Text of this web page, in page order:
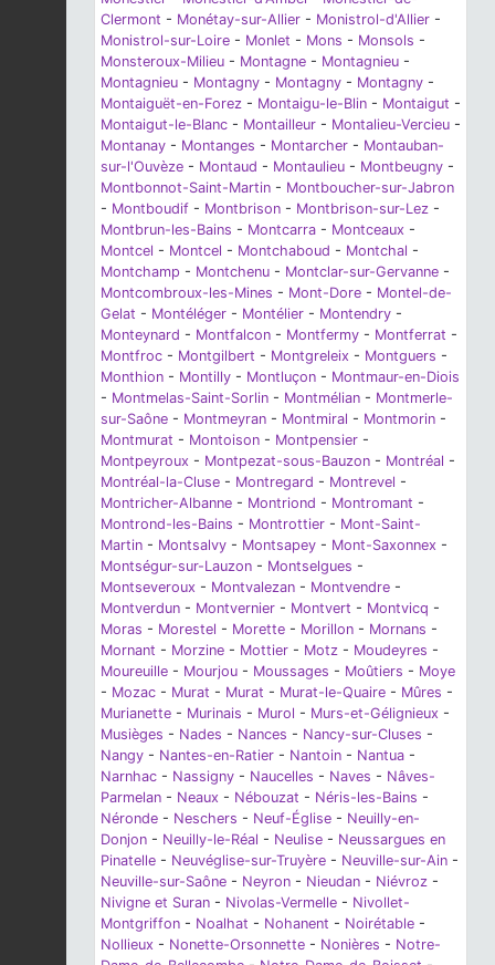
Clermont - Monétay-sur-Allier - Monistrol-d'Allier -
Monistrol-sur-Loire - Monlet - Mons - Monsols -
Monsteroux-Milieu - Montagne - Montagnieu -
Montagnieu - Montagny - Montagny - Montagny -
Montaiguët-en-Forez - Montaigu-le-Blin - Montaigut -
Montaigut-le-Blanc - Montailleur - Montalieu-Vercieu -
Montanay - Montanges - Montarcher - Montauban-
sur-l'Ouvèze - Montaud - Montaulieu - Montbeugny -
Montbonnot-Saint-Martin - Montboucher-sur-Jabron
- Montboudif - Montbrison - Montbrison-sur-Lez -
Montbrun-les-Bains - Montcarra - Montceaux -
Montcel - Montcel - Montchaboud - Montchal -
Montchamp - Montchenu - Montclar-sur-Gervanne -
Montcombroux-les-Mines - Mont-Dore - Montel-de-
Gelat - Montéléger - Montélier - Montendry -
Monteynard - Montfalcon - Montfermy - Montferrat -
Montfroc - Montgilbert - Montgreleix - Montguers -
Monthion - Montilly - Montluçon - Montmaur-en-Diois
- Montmelas-Saint-Sorlin - Montmélian - Montmerle-
sur-Saône - Montmeyran - Montmiral - Montmorin -
Montmurat - Montoison - Montpensier -
Montpeyroux - Montpezat-sous-Bauzon - Montréal -
Montréal-la-Cluse - Montregard - Montrevel -
Montricher-Albanne - Montriond - Montromant -
Montrond-les-Bains - Montrottier - Mont-Saint-
Martin - Montsalvy - Montsapey - Mont-Saxonnex -
Montségur-sur-Lauzon - Montselgues -
Montseveroux - Montvalezan - Montvendre -
Montverdun - Montvernier - Montvert - Montvicq -
Moras - Morestel - Morette - Morillon - Mornans -
Mornant - Morzine - Mottier - Motz - Moudeyres -
Moureuille - Mourjou - Moussages - Moûtiers - Moye
- Mozac - Murat - Murat - Murat-le-Quaire - Mûres -
Murianette - Murinais - Murol - Murs-et-Gélignieux -
Musièges - Nades - Nances - Nancy-sur-Cluses -
Nangy - Nantes-en-Ratier - Nantoin - Nantua -
Narnhac - Nassigny - Naucelles - Naves - Nâves-
Parmelan - Neaux - Nébouzat - Néris-les-Bains -
Néronde - Neschers - Neuf-Église - Neuilly-en-
Donjon - Neuilly-le-Réal - Neulise - Neussargues en
Pinatelle - Neuvéglise-sur-Truyère - Neuville-sur-Ain -
Neuville-sur-Saône - Neyron - Nieudan - Niévroz -
Nivigne et Suran - Nivolas-Vermelle - Nivollet-
Montgriffon - Noalhat - Nohanent - Noirétable -
Nollieux - Nonette-Orsonnette - Nonières - Notre-